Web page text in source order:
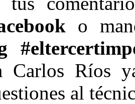
o
Carlos Ríos
al